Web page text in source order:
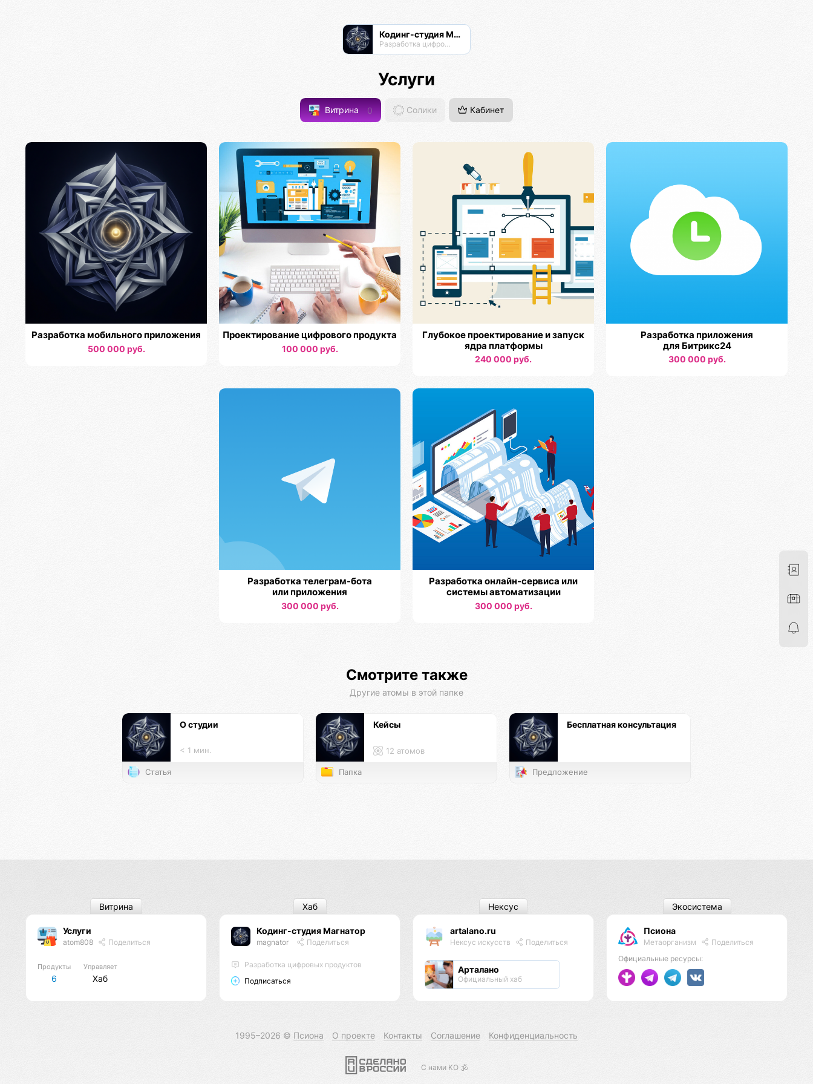
Кодинг-студия Магнатор
Разработка цифровых продуктов
Услуги
Витрина 0 Солики Кабинет
Разработка мобильного приложения
500 000 руб.
Проектирование цифрового продукта
100 000 руб.
Глубокое проектирование и запуск
ядра платформы
240 000 руб.
Разработка приложения
для Битрикс24
300 000 руб.
Разработка телеграм-бота
или приложения
300 000 руб.
Разработка онлайн-сервиса или
системы автоматизации
300 000 руб.
Смотрите также
Другие атомы в этой папке
О студии
< 1 мин.
Статья
Кейсы
12 атомов
Папка
Бесплатная консультация
Предложение
Услуги
atom808 Поделиться
Продукты
6
Управляет
Хаб
Витрина
Кодинг-студия Магнатор
magnator Поделиться
Разработка цифровых продуктов
Подписаться
Хаб
artalano.ru
Нексус искусств Поделиться
Арталано
Официальный хаб
Нексус
Псиона
Метаорганизм
Поделиться
Официальные ресурсы:
Экосистема
1995–2026 © Псиона О проекте Контакты Соглашение Конфиденциальность
С нами КО 🕉️